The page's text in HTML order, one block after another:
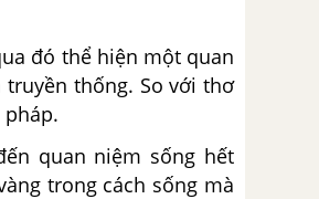
đó thể hiện một quan
thống. So với thơ
quan niệm sống hết
trong cách sống mà